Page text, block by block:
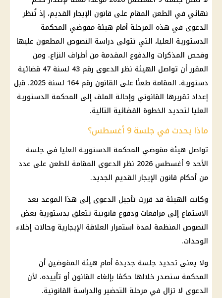
نهائي في الطعن المقام على قانون الإيجار القديم، إذ تُنظر
الدعوى في هذه المرحلة أمام هيئة مفوضي المحكمة
الدستورية العليا، التي تتولى دراسة النصوص المطعون عليها
وفحص المذكرات والدفوع المقدمة من أطراف النزاع. ومن
المقرر أن تواصل الهيئة نظر الدعوى رقم 43 لسنة 47 قضائية
دستورية، المقامة طعنًا على القانون رقم 164 لسنة 2025، قبل
إعداد تقريرها القانوني وإحالة الملف إلى المحكمة الدستورية
العليا لتحديد الخطوة القضائية التالية.
ماذا يحدث في جلسة 9 أغسطس؟
تواصل هيئة مفوضي المحكمة الدستورية العليا في جلسة
الأحد 9 أغسطس 2026 نظر الدعوى المقامة للطعن على عدد
من أحكام قانون الإيجار القديم الجديد.
وكانت الهيئة قد قررت تأجيل الدعوى إلى هذا الموعد بعد
الاستماع إلى مرافعات ودفوع قانونية تتعلق بدستورية بعض
النصوص المنظمة لمدة استمرار العلاقة الإيجارية وحالات إخلاء
الوحدات.
ولا يعني تحديد جلسة جديدة أمام هيئة المفوضين أن
المحكمة ستصدر خلالها حكمًا بإلغاء القانون أو تأييده، لأن
الدعوى لا تزال في مرحلة التحضير والدراسة القانونية.